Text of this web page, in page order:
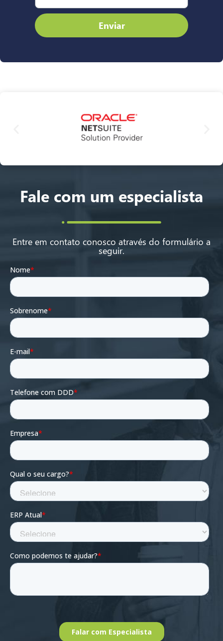
Enviar
Fale com um especialista
Entre em contato conosco através do formulário a
seguir.